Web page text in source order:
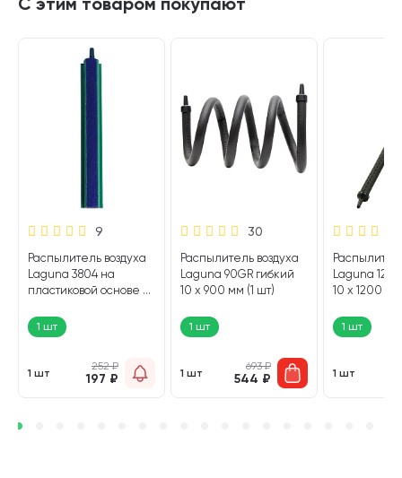
9
Распылитель воздуха
Laguna 3804 на
пластиковой основе 28
1 шт
1 шт
252₽
197 ₽
30
Распылитель воздуха
Laguna 90GR гибкий
10 х 900 мм (1 шт)
1 шт
1 шт
693₽
544 ₽
Laguna
10 х 1200 мм
1 шт
1 шт